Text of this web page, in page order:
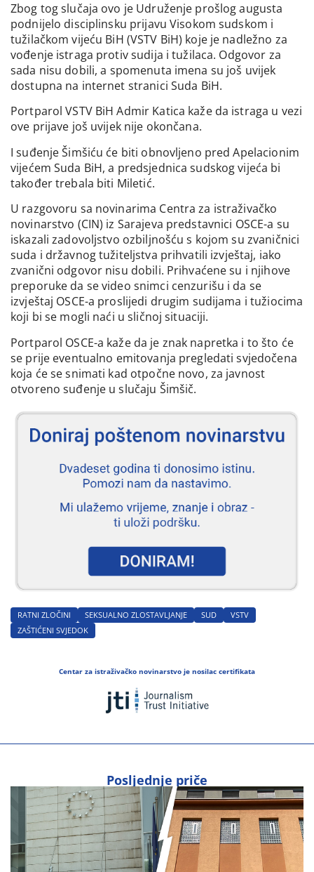
Zbog tog slučaja ovo je Udruženje prošlog augusta
podnijelo disciplinsku prijavu Visokom sudskom i
tužilačkom vijeću BiH (VSTV BiH) koje je nadležno za
vođenje istraga protiv sudija i tužilaca. Odgovor za
sada nisu dobili, a spomenuta imena su još uvijek
dostupna na internet stranici Suda BiH.
Portparol VSTV BiH Admir Katica kaže da istraga u vezi
ove prijave još uvijek nije okončana.
I suđenje Šimšiću će biti obnovljeno pred Apelacionim
vijećem Suda BiH, a predsjednica sudskog vijeća bi
također trebala biti Miletić.
U razgovoru sa novinarima Centra za istraživačko
novinarstvo (CIN) iz Sarajeva predstavnici OSCE-a su
iskazali zadovoljstvo ozbiljnošću s kojom su zvaničnici
suda i državnog tužiteljstva prihvatili izvještaj, iako
zvanični odgovor nisu dobili. Prihvaćene su i njihove
preporuke da se video snimci cenzurišu i da se
izvještaj OSCE-a proslijedi drugim sudijama i tužiocima
koji bi se mogli naći u sličnoj situaciji.
Portparol OSCE-a kaže da je znak napretka i to što će
se prije eventualno emitovanja pregledati svjedočena
koja će se snimati kad otpočne novo, za javnost
otvoreno suđenje u slučaju Šimšič.
RATNI ZLOČINI SEKSUALNO ZLOSTAVLJANJE SUD
VSTV
ZAŠTIĆENI SVJEDOK
Centar za istraživačko novinarstvo je nosilac certifikata
Posljednje priče